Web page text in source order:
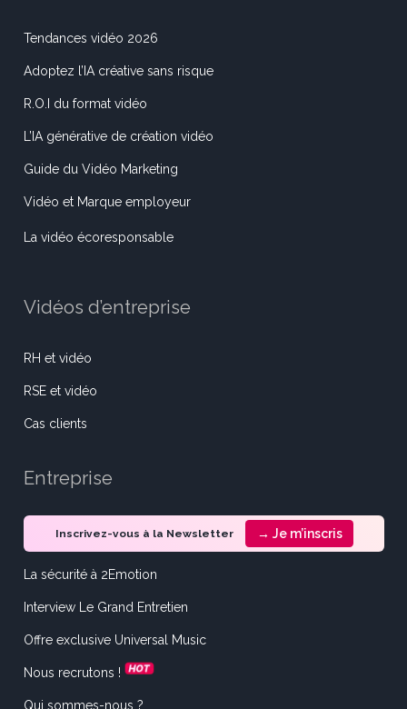
Tendances vidéo 2026
Adoptez l’IA créative sans risque
R.O.I du format vidéo
L’IA générative de création vidéo
Guide du Vidéo Marketing
Vidéo et Marque employeur
La vidéo écoresponsable
Vidéos d’entreprise
RH et vidéo
RSE et vidéo
Cas clients
Entreprise
Inscrivez-vous à la Newsletter → Je m’inscris
La sécurité à 2Emotion
Interview Le Grand Entretien
Offre exclusive Universal Music
Nous recrutons !
Qui sommes-nous ?